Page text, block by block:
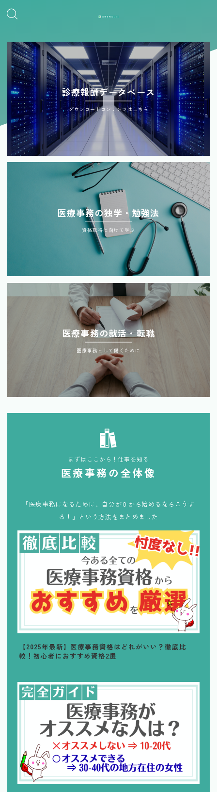
ダウンロードコンテンツはこちら
診療報酬データベース
資格取得に向けて学ぶ
医療事務の独学・勉強法
医療事務として働くために
医療事務の就活・転職
まずはここから！仕事を知る
医療事務の全体像
「医療事務になるために、自分が０から始めるならこうす
る！」という方法をまとめました
【2025年最新】医療事務資格はどれがいい？徹底比
較！初心者におすすめ資格2選